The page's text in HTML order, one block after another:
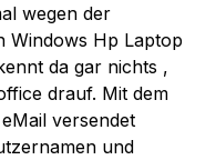
wegen der
Windows Hp Laptop
da gar nichts ,
drauf. Mit dem
versendet
und